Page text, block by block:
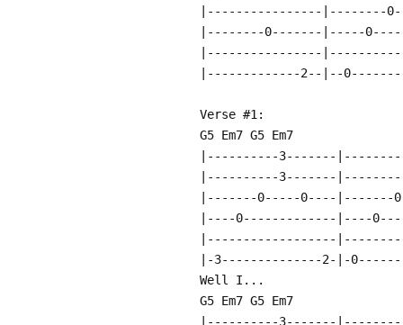
|----------------|--------
|--------0-------|-----
|----------------
|-------------2--|--
Verse #1:
G5 Em7 G5 Em7
|----------3-------
|----------3-------
|-------0-----0----|-------
|----0-------------|----
|------------------
|-3--------------2-|-
Well I...
G5 Em7 G5 Em7
|----------3-------